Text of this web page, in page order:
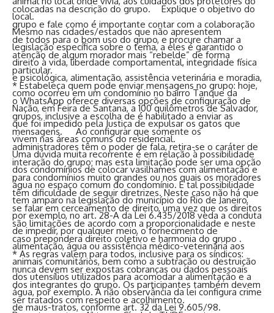
colocadas na descrição do grupo. Explique o objetivo do
grupo e fale como é importante contar com a colaboração
de todos para o bom uso do grupo, e procure chamar a
atenção de algum morador mais “rebelde” de forma
particular.
* Estabeleça quem pode enviar mensagens no grupo: hoje,
o WhatsApp oferece diversas opções de configuração de
grupos, inclusive a escolha de é habilitado a enviar as
mensagens. Ao configurar que somente os
administradores têm o poder de fala, retira-se o caráter de
interação do grupo; mas esta limitação pode ser uma opção
para condomínios muito grandes ou nos quais os moradores
têm dificuldade de seguir diretrizes. Neste caso não há que
se falar em cerceamento de direito, uma vez que os direitos
são limitações de acordo com a proporcionalidade e neste
caso prepondera direito coletivo e harmonia do grupo .
* As regras valem para todos, inclusive para os síndicos:
nunca devem ser expostas cobranças ou dados pessoais
dos integrantes do grupo. Os participantes também devem
ser tratados com respeito e acolhimento.
local.
Mesmo nas cidades/estados que não apresentem
legislação específica sobre o tema, a eles é garantido o
direito à vida, liberdade comportamental, integridade física
e psicológica, alimentação, assistência veterinária e moradia,
como ocorreu em um condomínio no bairro Tanque da
Nação, em Feira de Santana, a 100 quilômetros de Salvador,
que foi impedido pela Justiça de expulsar os gatos que
vivem nas áreas comuns do residencial.
Uma dúvida muita recorrente é em relação à possibilidade
dos condomínios de colocar vasilhames com alimentação e
água no espaço comum do condomínio. E tal possibilidade
tem amparo na legislação do município do Rio de Janeiro,
por exemplo, no art. 28-A da Lei 6.435/2018 veda a conduta
de impedir, por qualquer meio, o fornecimento de
alimentação, água ou assistência médico-veterinária aos
animais comunitários, bem como a subtração ou destruição
dos utensílios utilizados para acomodar a alimentação e a
água, por exemplo. A não observância da lei configura crime
de maus-tratos, conforme art. 32 da Lei 9.605/98.